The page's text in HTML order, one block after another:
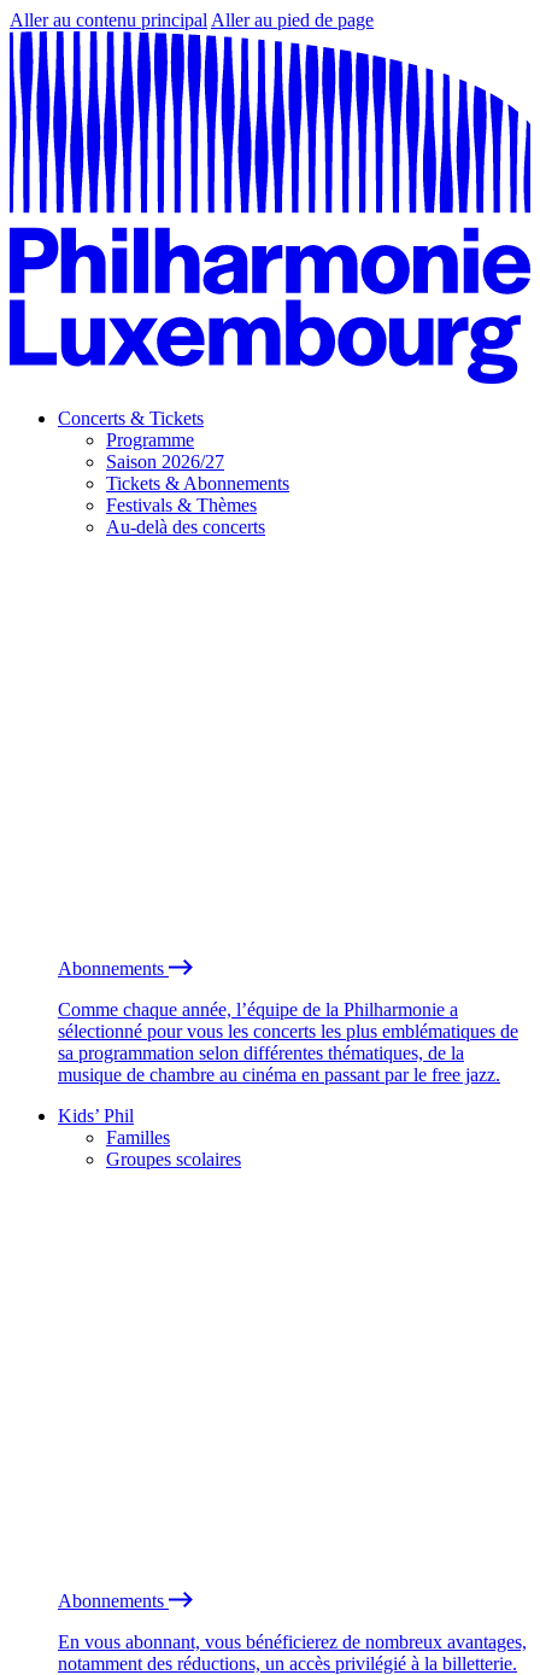
Aller au contenu principal Aller au pied de page
Concerts & Tickets
Programme
Saison 2026/27
Tickets & Abonnements
Festivals & Thèmes
Au-delà des concerts
Abonnements
Comme chaque année, l’équipe de la Philharmonie a
sélectionné pour vous les concerts les plus emblématiques de
sa programmation selon différentes thématiques, de la
musique de chambre au cinéma en passant par le free jazz.
Kids’ Phil
Familles
Groupes scolaires
Abonnements
En vous abonnant, vous bénéficierez de nombreux avantages,
notamment des réductions, un accès privilégié à la billetterie.